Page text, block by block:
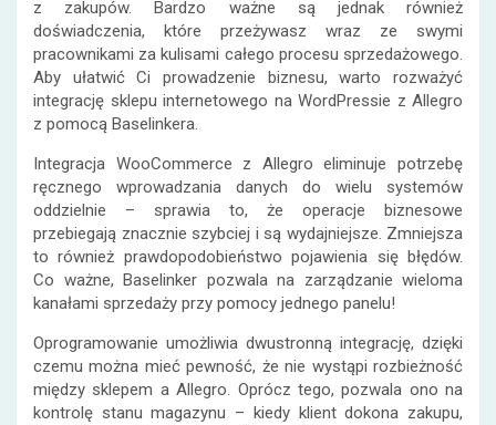
z zakupów. Bardzo ważne są jednak również
doświadczenia, które przeżywasz wraz ze swymi
pracownikami za kulisami całego procesu sprzedażowego.
Aby ułatwić Ci prowadzenie biznesu, warto rozważyć
integrację sklepu internetowego na WordPressie z Allegro
z pomocą Baselinkera.
Integracja WooCommerce z Allegro eliminuje potrzebę
ręcznego wprowadzania danych do wielu systemów
oddzielnie – sprawia to, że operacje biznesowe
przebiegają znacznie szybciej i są wydajniejsze. Zmniejsza
to również prawdopodobieństwo pojawienia się błędów.
Co ważne, Baselinker pozwala na zarządzanie wieloma
kanałami sprzedaży przy pomocy jednego panelu!
Oprogramowanie umożliwia dwustronną integrację, dzięki
czemu można mieć pewność, że nie wystąpi rozbieżność
między sklepem a Allegro. Oprócz tego, pozwala ono na
kontrolę stanu magazynu – kiedy klient dokona zakupu,